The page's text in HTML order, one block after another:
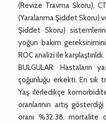
(Revize Travma Skoru),
(Yaralanma Şiddet Skoru)
Şiddet Skoru)
yoğun bakım
ROC analizi ile karşılaştırıldı.
BULGULAR: Hastaların
çoğunluğu erkekti. En sık
Yaş ilerledikçe
oranlarının artış
oranı %32.38, mortalite